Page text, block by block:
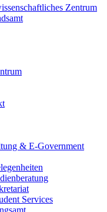
Zentrum
& E-Government
Services